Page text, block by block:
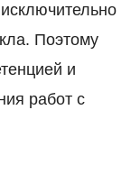
Поэтому
и
работ с